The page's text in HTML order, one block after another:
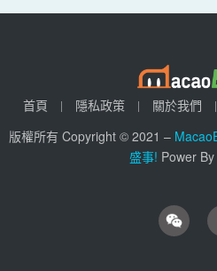
首頁 隱私政策 關於我們
版權所有 Copyright © 2021 –
盛事! Power By